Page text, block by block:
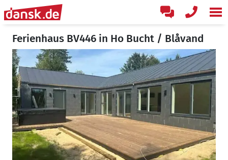
Ferienhaus BV446 in Ho Bucht / Blåvand